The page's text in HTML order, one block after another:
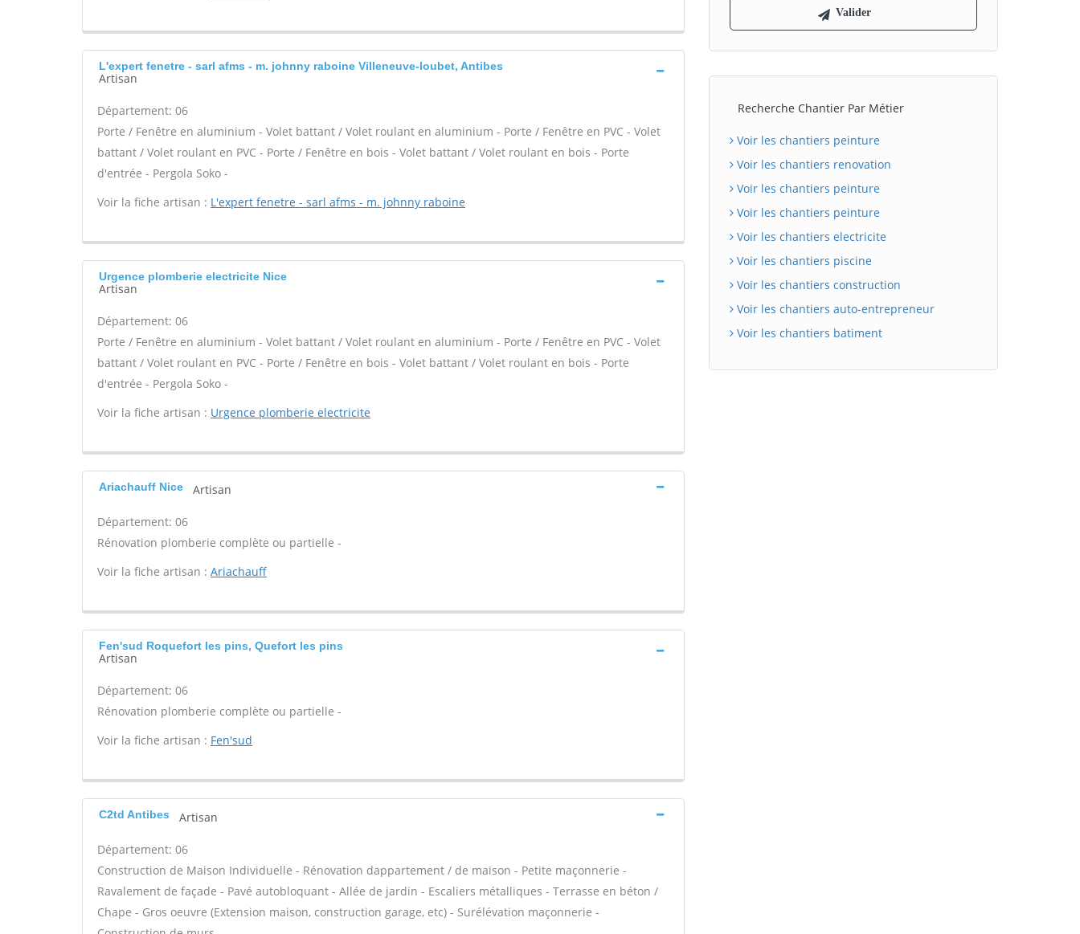
L'expert fenetre - sarl afms - m. johnny raboine Villeneuve-loubet, Antibes
Artisan
Département: 06
Porte / Fenêtre en aluminium - Volet battant / Volet roulant en aluminium - Porte / Fenêtre en PVC - Volet
battant / Volet roulant en PVC - Porte / Fenêtre en bois - Volet battant / Volet roulant en bois - Porte
d'entrée - Pergola Soko -
Voir la fiche artisan : L'expert fenetre - sarl afms - m. johnny raboine
Urgence plomberie electricite Nice
Artisan
Département: 06
Porte / Fenêtre en aluminium - Volet battant / Volet roulant en aluminium - Porte / Fenêtre en PVC - Volet
battant / Volet roulant en PVC - Porte / Fenêtre en bois - Volet battant / Volet roulant en bois - Porte
d'entrée - Pergola Soko -
Voir la fiche artisan : Urgence plomberie electricite
Ariachauff Nice Artisan
Département: 06
Rénovation plomberie complète ou partielle -
Voir la fiche artisan : Ariachauff
Fen'sud Roquefort les pins, Quefort les pins
Artisan
Département: 06
Rénovation plomberie complète ou partielle -
Voir la fiche artisan : Fen'sud
C2td Antibes Artisan
Département: 06
Construction de Maison Individuelle - Rénovation dappartement / de maison - Petite maçonnerie -
Ravalement de façade - Pavé autobloquant - Allée de jardin - Escaliers métalliques - Terrasse en béton /
Chape - Gros oeuvre (Extension maison, construction garage, etc) - Surélévation maçonnerie -
Recherche Chantier Par Métier
Voir les chantiers peinture
Voir les chantiers renovation
Voir les chantiers peinture
Voir les chantiers peinture
Voir les chantiers electricite
Voir les chantiers piscine
Voir les chantiers construction
Voir les chantiers auto-entrepreneur
Voir les chantiers batiment